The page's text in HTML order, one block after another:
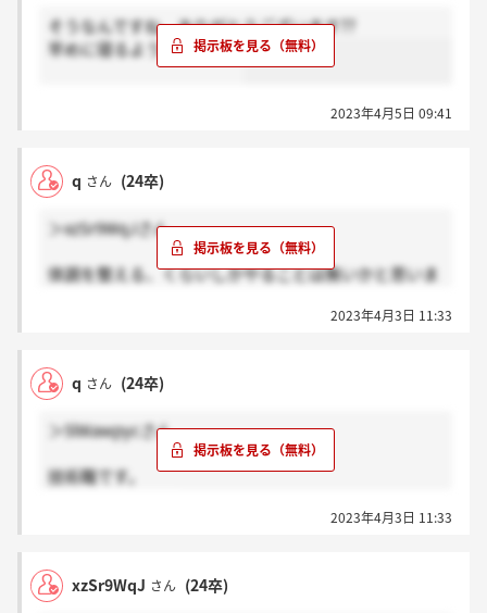
そうなんですね、ありがとうございます??
早めに寝るようにします！
2023年4月5日 09:41
q さん (24卒)
＞xzSr9WqJさん
体調を整える、くらいしかやることは無いかと思いま
2023年4月3日 11:33
q さん (24卒)
＞5lWawpycさん
技術職です。
2023年4月3日 11:33
xzSr9WqJ さん (24卒)